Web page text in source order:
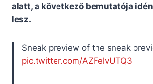
alatt, a következő bemutatója
lesz.
Sneak preview of the sneak
pic.twitter.com/AZFelvUTQ3